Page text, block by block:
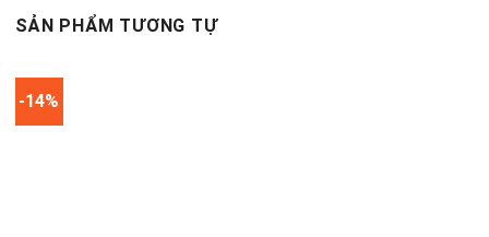
SẢN PHẨM TƯƠNG TỰ
-14%